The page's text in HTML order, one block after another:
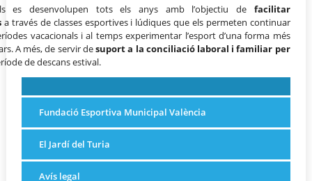
es desenvolupen tots els anys amb l’objectiu de facilitar
a través de classes esportives i lúdiques que els permeten continuar
vacacionals i al temps experimentar l’esport d’una forma més
A més, de servir desuport a la conciliació laboral i familiar per
de descans estival.
Fundació Esportiva Municipal València
El Jardí del Turia
Avís legal